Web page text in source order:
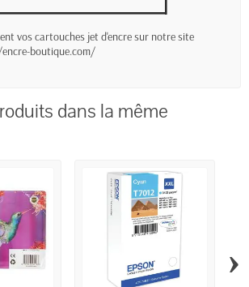
vos cartouches jet d'encre sur notre site
boutique.com/
dans la même
›